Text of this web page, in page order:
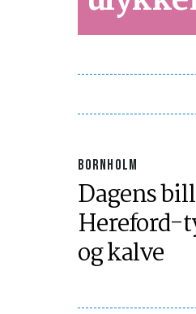
BORNHOLM
Dagens
Hereford-
og kalve